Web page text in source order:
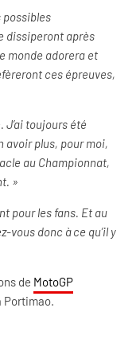
possibles
dissiperont après
monde adorera et
ces épreuves,
J’ai toujours été
avoir plus, pour moi,
au Championnat,
»
pour les fans. Et au
vous donc à ce qu’il y
de MotoGP
Portimao.